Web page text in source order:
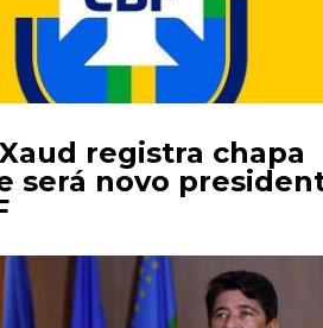
registra chapa
será novo